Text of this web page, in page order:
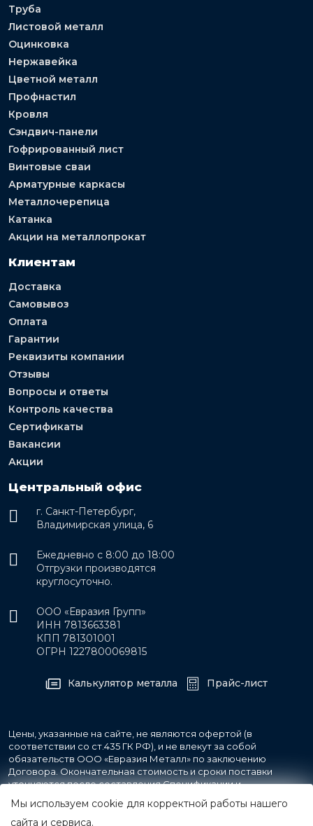
Труба
Листовой металл
Оцинковка
Нержавейка
Цветной металл
Профнастил
Кровля
Сэндвич-панели
Гофрированный лист
Винтовые сваи
Арматурные каркасы
Металлочерепица
Катанка
Акции на металлопрокат
Клиентам
Доставка
Самовывоз
Оплата
Гарантии
Реквизиты компании
Отзывы
Вопросы и ответы
Контроль качества
Сертификаты
Вакансии
Акции
Центральный офис
г. Санкт-Петербург,
Владимирская улица, 6
Ежедневно с 8:00 до 18:00
Отгрузки производятся
круглосуточно.
ООО «Евразия Групп»
ИНН 7813663381
КПП 781301001
ОГРН 1227800069815
Калькулятор металла Прайс-лист
Цены, указанные на сайте, не являются офертой (в
соответствии со ст.435 ГК РФ), и не влекут за собой
обязательств ООО «Евразия Металл» по заключению
Договора. Окончательная стоимость и сроки поставки
уточняются после составления Спецификации и
фиксируются в Счете на оплату, а также Спецификации на
поставку товара.
Мы используем cookie для корректной работы нашего
сайта и сервиса.